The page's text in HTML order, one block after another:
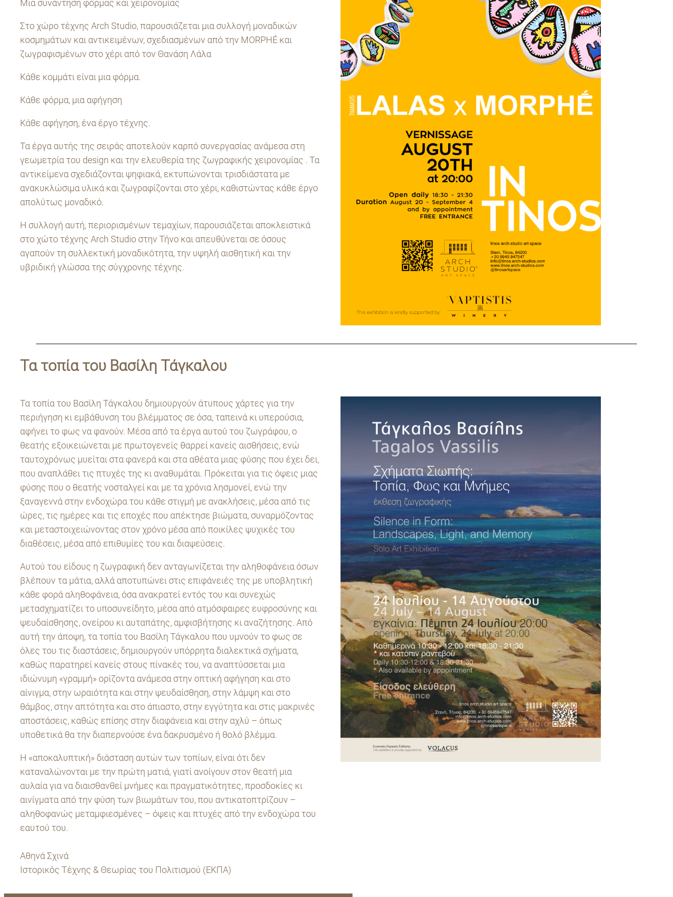
Μια συνάντηση φόρμας και χειρονομίας
Στο χώρο τέχνης Arch Studio, παρουσιάζεται μια συλλογή μοναδικών
κοσμημάτων και αντικειμένων, σχεδιασμένων από την MORPHÉ και
ζωγραφισμένων στο χέρι από τον Θανάση Λάλα
Κάθε κομμάτι είναι μια φόρμα.
Κάθε φόρμα, μια αφήγηση
Κάθε αφήγηση, ένα έργο τέχνης.
Τα έργα αυτής της σειράς αποτελούν καρπό συνεργασίας ανάμεσα στη
γεωμετρία του design και την ελευθερία της ζωγραφικής χειρονομίας . Τα
αντικείμενα σχεδιάζονται ψηφιακά, εκτυπώνονται τρισδιάστατα με
ανακυκλώσιμα υλικά και ζωγραφίζονται στο χέρι, καθιστώντας κάθε έργο
απολύτως μοναδικό.
Η συλλογή αυτή, περιορισμένων τεμαχίων, παρουσιάζεται αποκλειστικά
στο χώτο τέχνης Arch Studio στην Τήνο και απευθύνεται σε όσους
αγαπούν τη συλλεκτική μοναδικότητα, την υψηλή αισθητική και την
υβριδική γλώσσα της σύγχρονης τέχνης.
Τα τοπία του Βασίλη Τάγκαλου
Τα τοπία του Βασίλη Τάγκαλου δημιουργούν άτυπους χάρτες για την
περιήγηση κι εμβάθυνση του βλέμματος σε όσα, ταπεινά κι υπερούσια,
αφήνει το φως να φανούν. Μέσα από τα έργα αυτού του ζωγράφου, ο
θεατής εξοικειώνεται με πρωτογενείς θαρρεί κανείς αισθήσεις, ενώ
ταυτοχρόνως μυείται στα φανερά και στα αθέατα μιας φύσης που έχει δει,
που αναπλάθει τις πτυχές της κι αναθυμάται. Πρόκειται για τις όψεις μιας
φύσης που ο θεατής νοσταλγεί και με τα χρόνια λησμονεί, ενώ την
ξαναγεννά στην ενδοχώρα του κάθε στιγμή με ανακλήσεις, μέσα από τις
ώρες, τις ημέρες και τις εποχές που απέκτησε βιώματα, συναρμόζοντας
και μεταστοιχειώνοντας στον χρόνο μέσα από ποικίλες ψυχικές του
διαθέσεις, μέσα από επιθυμίες του και διαψεύσεις.
Αυτού του είδους η ζωγραφική δεν ανταγωνίζεται την αληθοφάνεια όσων
βλέπουν τα μάτια, αλλά αποτυπώνει στις επιφάνειές της με υποβλητική
κάθε φορά αληθοφάνεια, όσα ανακρατεί εντός του και συνεχώς
μετασχηματίζει το υποσυνείδητο, μέσα από ατμόσφαιρες ευφροσύνης και
ψευδαίσθησης, ονείρου κι αυταπάτης, αμφισβήτησης κι αναζήτησης. Από
αυτή την άποψη, τα τοπία του Βασίλη Τάγκαλου που υμνούν το φως σε
όλες του τις διαστάσεις, δημιουργούν υπόρρητα διαλεκτικά σχήματα,
καθώς παρατηρεί κανείς στους πίνακές του, να αναπτύσσεται μια
ιδιώνυμη «γραμμή» ορίζοντα ανάμεσα στην οπτική αφήγηση και στο
αίνιγμα, στην ωραιότητα και στην ψευδαίσθηση, στην λάμψη και στο
θάμβος, στην απτότητα και στο άπιαστο, στην εγγύτητα και στις μακρινές
αποστάσεις, καθώς επίσης στην διαφάνεια και στην αχλύ – όπως
υποθετικά θα την διαπερνούσε ένα δακρυσμένο ή θολό βλέμμα.
Η «αποκαλυπτική» διάσταση αυτών των τοπίων, είναι ότι δεν
καταναλώνονται με την πρώτη ματιά, γιατί ανοίγουν στον θεατή μια
αυλαία για να διαισθανθεί μνήμες και πραγματικότητες, προσδοκίες κι
αινίγματα από την φύση των βιωμάτων του, που αντικατοπτρίζουν –
αληθοφανώς μεταμφιεσμένες – όψεις και πτυχές από την ενδοχώρα του
εαυτού του.
Αθηνά Σχινά
Ιστορικός Τέχνης & Θεωρίας του Πολιτισμού (ΕΚΠΑ)